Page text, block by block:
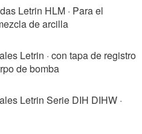
Letrin HLM · Para el
de arcilla
Letrin · con tapa de registro
de bomba
Letrin Serie DIH DIHW ·